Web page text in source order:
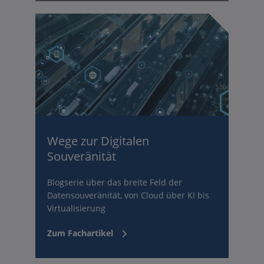
Wege zur Digitalen
Souveränität
Blogserie über das breite Feld der
Datensouveränität, von Cloud über KI bis
Virtualisierung
Zum Fachartikel